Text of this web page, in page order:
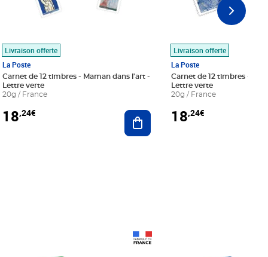
au panier
Livraison offerte
La Poste
Carnet de 12 timbres - Maman dans l'art -
Lettre verte
20g / France
18,24€ Ajouter au panier
Livraison offerte
La Poste
Carnet de 12 timbres - Le
Lettre verte
20g / France
18,24€